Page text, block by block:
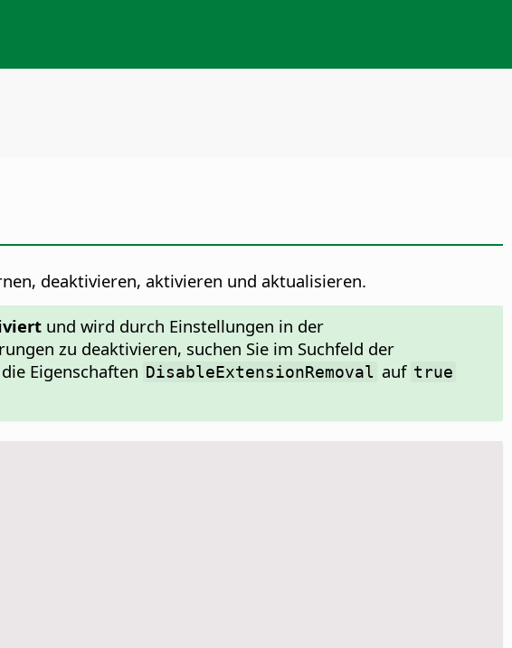
deaktivieren, aktivieren und aktualisieren.
und wird durch Einstellungen in der
zu deaktivieren, suchen Sie im Suchfeld der
Eigenschaften DisableExtensionRemoval auf true